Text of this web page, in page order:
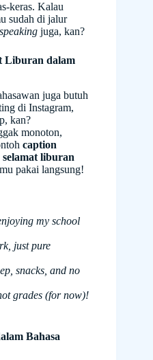
keras. Kalau
sudah di jalur
speaking juga, kan?
Liburan dalam
juga butuh
di Instagram,
kan?
monoton,
caption
selamat liburan
pakai langsung!
my school
just pure
snacks, and no
grades (for now)!
Bahasa